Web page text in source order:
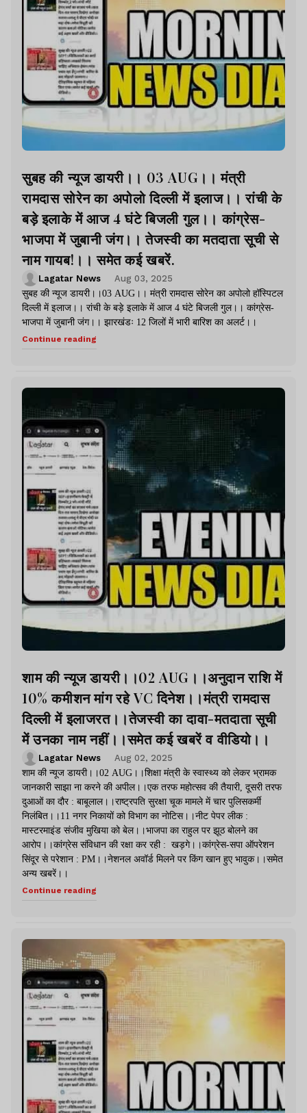
सुबह की न्यूज डायरी।। 03 AUG।। मंत्री
रामदास सोरेन का अपोलो दिल्ली में इलाज।। रांची के
बड़े इलाके में आज 4 घंटे बिजली गुल।। कांग्रेस-
भाजपा में जुबानी जंग।। तेजस्वी का मतदाता सूची से
नाम गायब!।। समेत कई खबरें.
Lagatar News
Aug 03, 2025
सुबह की न्यूज डायरी।।03 AUG।। मंत्री रामदास सोरेन का अपोलो हॉस्पिटल
दिल्ली में इलाज।। रांची के बड़े इलाके में आज 4 घंटे बिजली गुल।। कांग्रेस-
भाजपा में जुबानी जंग।। झारखंडः 12 जिलों में भारी बारिश का अलर्ट।।
Continue reading
शाम की न्यूज डायरी।।02 AUG।।अनुदान राशि में
10% कमीशन मांग रहे VC दिनेश।।मंत्री रामदास
दिल्ली में इलाजरत।।तेजस्वी का दावा-मतदाता सूची
में उनका नाम नहीं।।समेत कई खबरें व वीडियो।।
Lagatar News
Aug 02, 2025
शाम की न्यूज डायरी।।02 AUG।।शिक्षा मंत्री के स्वास्थ्य को लेकर भ्रामक
जानकारी साझा ना करने की अपील।।एक तरफ महोत्सव की तैयारी, दूसरी तरफ
दुआओं का दौर : बाबूलाल।।राष्ट्रपति सुरक्षा चूक मामले में चार पुलिसकर्मी
निलंबित।।11 नगर निकायों को विभाग का नोटिस।।नीट पेपर लीक :
मास्टरमाइंड संजीव मुखिया को बेल।।भाजपा का राहुल पर झूठ बोलने का
आरोप।।कांग्रेस संविधान की रक्षा कर रही : खड़गे।।कांग्रेस-सपा ऑपरेशन
सिंदूर से परेशान : PM।।नेशनल अवॉर्ड मिलने पर किंग खान हुए भावुक।।समेत
अन्य खबरें।।
Continue reading